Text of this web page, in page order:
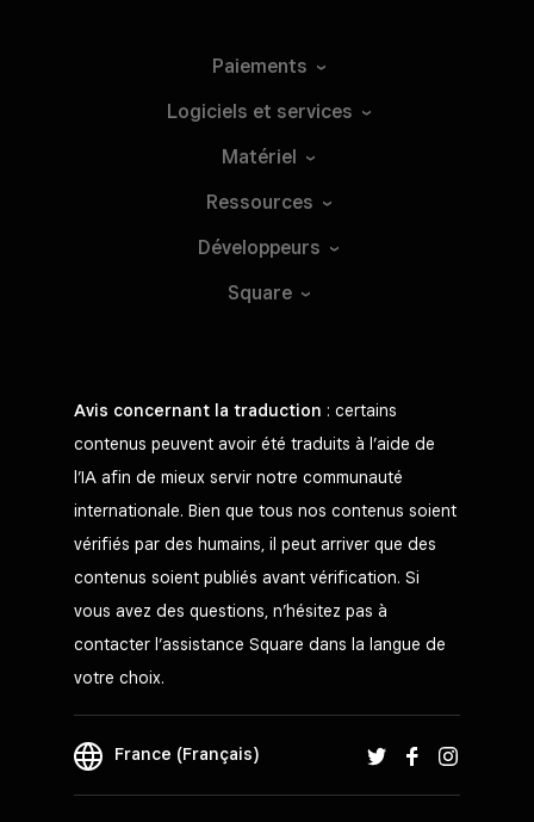
Paiements
Logiciels et services
Matériel
Ressources
Développeurs
Square
Avis concernant la traduction : certains
contenus peuvent avoir été traduits à l’aide de
l’IA afin de mieux servir notre communauté
internationale. Bien que tous nos contenus soient
vérifiés par des humains, il peut arriver que des
contenus soient publiés avant vérification. Si
vous avez des questions, n’hésitez pas à
contacter l’assistance Square dans la langue de
votre choix.
France (Français)